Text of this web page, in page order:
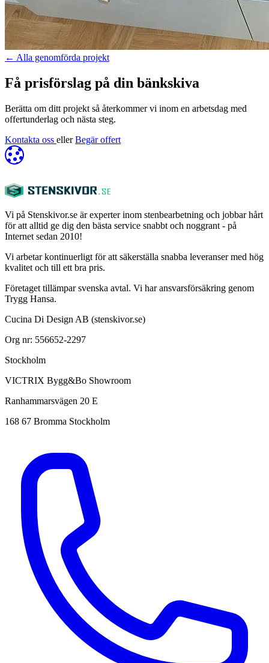
← Alla genomförda projekt
Få prisförslag på din bänkskiva
Berätta om ditt projekt så återkommer vi inom en arbetsdag med
offertunderlag och nästa steg.
Kontakta oss eller Begär offert
Vi på Stenskivor.se är experter inom stenbearbetning och jobbar hårt
för att alltid ge dig den bästa service snabbt och noggrant - på
Internet sedan 2010!
Vi arbetar kontinuerligt för att säkerställa snabba leveranser med hög
kvalitet och till ett bra pris.
Företaget tillämpar svenska avtal. Vi har ansvarsförsäkring genom
Trygg Hansa.
Cucina Di Design AB (stenskivor.se)
Org nr: 556652-2297
Stockholm
VICTRIX Bygg&Bo Showroom
Ranhammarsvägen 20 E
168 67 Bromma Stockholm